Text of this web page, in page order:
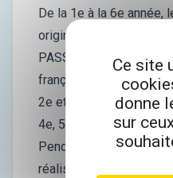
De la 1e à la 6e
originaires de Cauvaldor.
PASS : l’étudiant doit
française, il touche une
2e et 3e année : 200€
4e, 5e, et 6e année :
Pendant cette période,
réaliser un de ses
Ce site
donne
sur